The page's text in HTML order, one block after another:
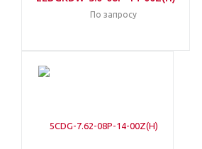
По запросу